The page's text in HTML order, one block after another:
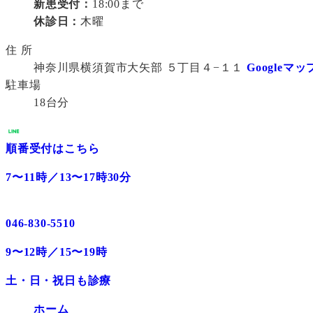
新患受付： 18:00まで
休診日： 木曜
住 所
神奈川県横須賀市大矢部 ５丁目４−１１ Googleマッ
駐車場
18台分
順番受付はこちら
7〜11時／13〜17時30分
046-830-5510
9〜12時／15〜19時
土・日・祝日も診療
ホーム